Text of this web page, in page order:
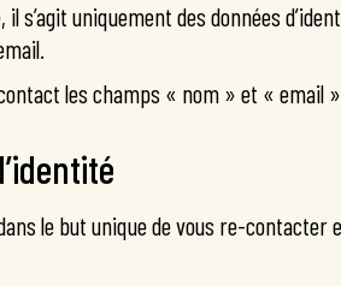
s’agit uniquement des données
les champs « nom » et « email
le but unique de vous re-contacter